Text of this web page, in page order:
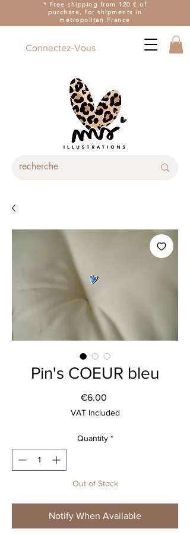
* Free shipping from 120 € of
purchase, for shipments in
metropolitan France
Connectez-Vous
Pin's COEUR bleu
€6.00Price
VAT Included
Quantity *
Out of Stock
Notify When Available